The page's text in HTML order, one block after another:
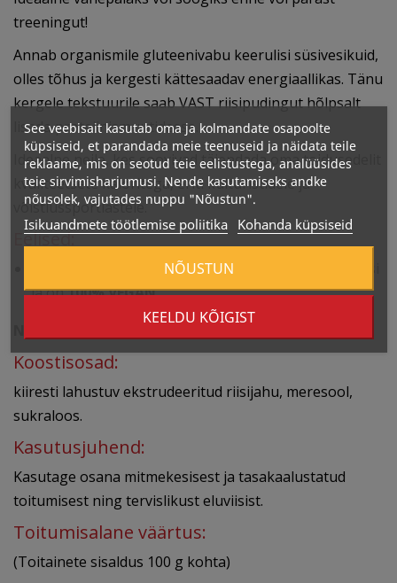
treeningut!
Annab organismile gluteenivabu keerulisi süsivesikuid,
olles tõhus ja kergesti kättesaadav energiaallikas. Tänu
kergele tekstuurile saab VAST riisipudingut hõlpsalt
lisada proteiinismuutidesse.
Ideaalne neile, kes soovivad täiendada oma toidusedelit
kvaliteetsete kaloritega, eriti kulturistidele ja
võistlussportlastele.
Eelised:
SISALDAB 0% SUHKRUT, ei sisalda gluteeni, laktoosi
ja on100% VEGAN
Koostisosad:
kiiresti lahustuv ekstrudeeritud riisijahu, meresool,
sukraloos.
Kasutusjuhend:
Kasutage osana mitmekesisest ja tasakaalustatud
toitumisest ning tervislikust eluviisist.
Toitumisalane väärtus:
(Toitainete sisaldus 100 g kohta)
See veebisait kasutab oma ja kolmandate osapoolte
küpsiseid, et parandada meie teenuseid ja näidata teile
reklaame, mis on seotud teie eelistustega, analüüsides
teie sirvimisharjumusi. Nende kasutamiseks andke
nõusolek, vajutades nuppu "Nõustun".
Isikuandmete töötlemise poliitika Kohanda küpsiseid
KEELDU KÕIGIST
NÕUSTUN